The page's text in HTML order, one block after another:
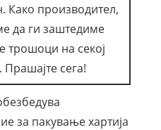
Како производител,
да ги заштедиме
трошоци на секој
сега!
за пакување хартија